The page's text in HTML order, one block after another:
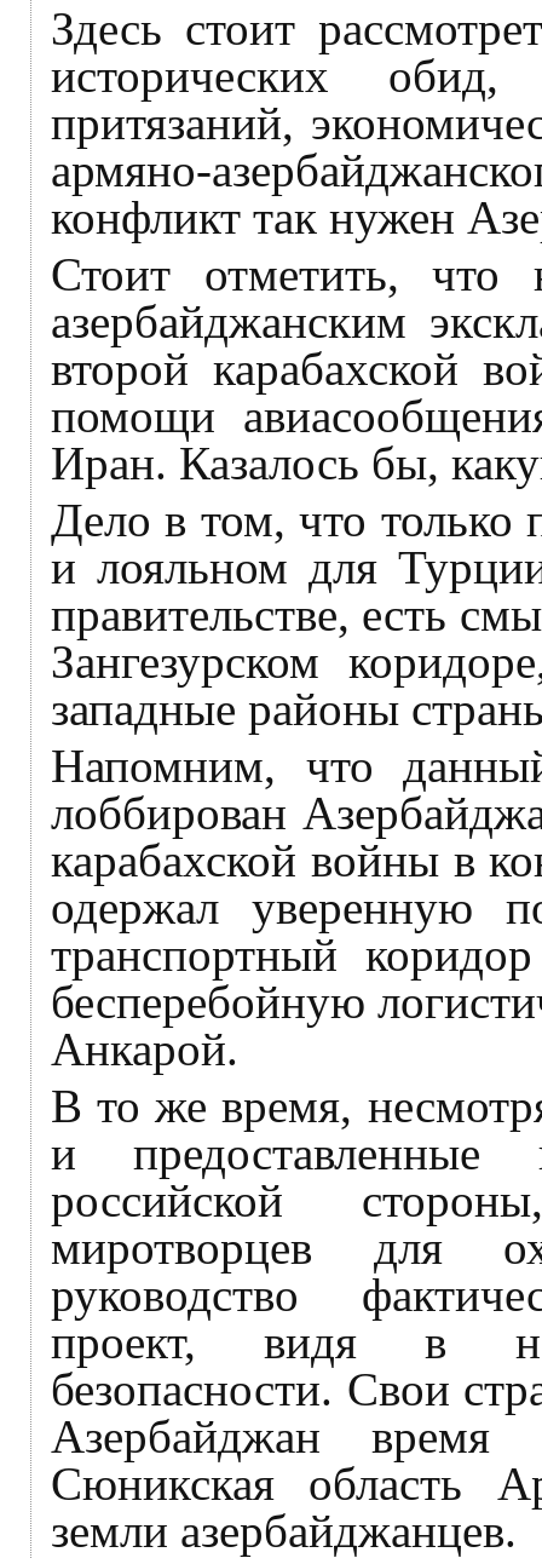
Здесь стоит
исторических
притязаний,
армяно-
конфликт так нужен
Стоит отметить,
азербайджанским
второй карабахской
помощи
Иран. Казалось бы,
Дело в том, что только
и лояльном для
правительстве, есть
Зангезурском
западные районы
Напомним, что
лоббирован
карабахской войны в
одержал уверенную
транспортный
бесперебойную
Анкарой.
В то же время,
и предоставленные
российской
миротворцев для
руководство
проект, видя в
безопасности. Свои
Азербайджан время
Сюникская область
земли азербайджанцев.